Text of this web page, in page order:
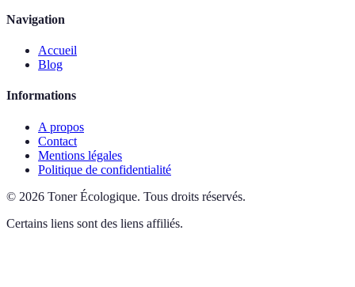
Navigation
Accueil
Blog
Informations
A propos
Contact
Mentions légales
Politique de confidentialité
© 2026 Toner Écologique. Tous droits réservés.
Certains liens sont des liens affiliés.